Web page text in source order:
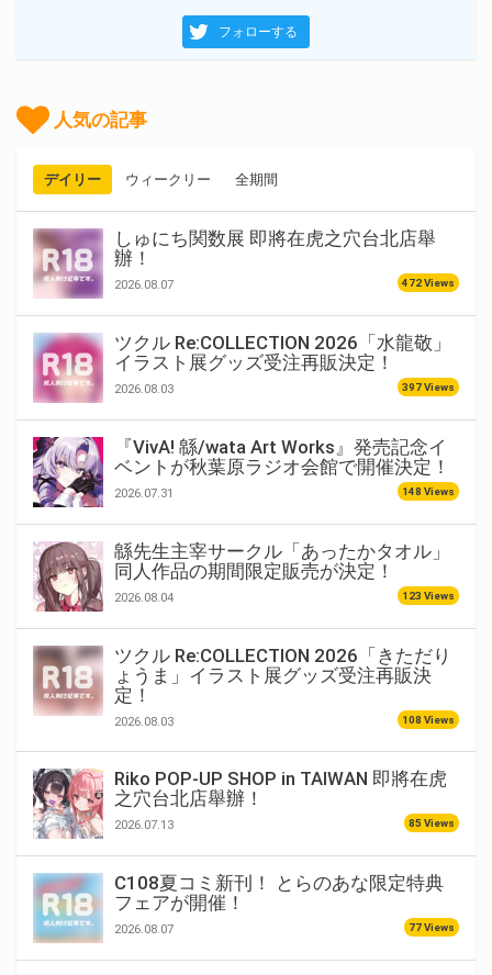
フォローする
人気の記事
デイリー ウィークリー 全期間
しゅにち関数展 即將在虎之穴台北店舉
辦！
2026.08.07 472 Views
ツクル Re:COLLECTION 2026「水龍敬」
イラスト展グッズ受注再販決定！
2026.08.03 397 Views
『VivA! 緜/wata Art Works』発売記念イ
ベントが秋葉原ラジオ会館で開催決定！
2026.07.31 148 Views
緜先生主宰サークル「あったかタオル」
同人作品の期間限定販売が決定！
2026.08.04 123 Views
ツクル Re:COLLECTION 2026「きただり
ょうま」イラスト展グッズ受注再販決
定！
2026.08.03 108 Views
Riko POP-UP SHOP in TAIWAN 即將在虎
之穴台北店舉辦！
2026.07.13 85 Views
C108夏コミ新刊！ とらのあな限定特典
フェアが開催！
2026.08.07 77 Views